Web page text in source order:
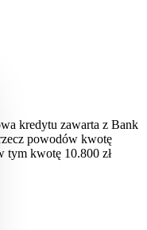
kredytu zawarta z Bank
powodów kwotę
tym kwotę 10.800 zł